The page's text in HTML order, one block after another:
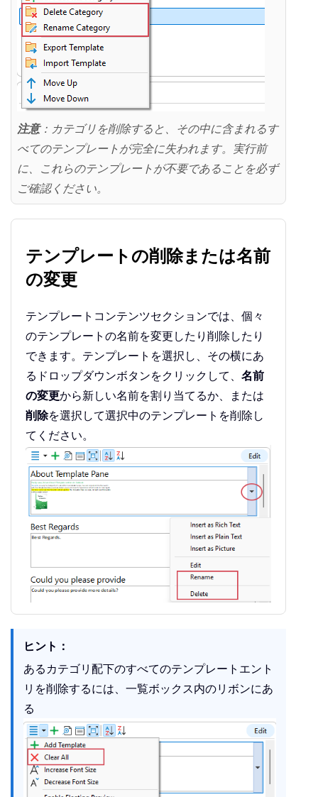
注意：カテゴリを削除すると、その中に含まれるす
べてのテンプレートが完全に失われます。実行前
に、これらのテンプレートが不要であることを必ず
ご確認ください。
テンプレートの削除または名前
の変更
テンプレートコンテンツセクションでは、個々
のテンプレートの名前を変更したり削除したり
できます。テンプレートを選択し、その横にあ
るドロップダウンボタンをクリックして、 名前
の変更から新しい名前を割り当てるか、または
削除を選択して選択中のテンプレートを削除し
てください。
ヒント：
あるカテゴリ配下のすべてのテンプレートエント
リを削除するには、一覧ボックス内のリボンにあ
る